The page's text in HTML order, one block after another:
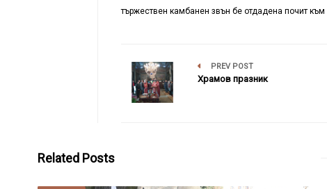
тържествен камбанен звън бе отдадена почит
PREV POST
Храмов празник
Related Posts